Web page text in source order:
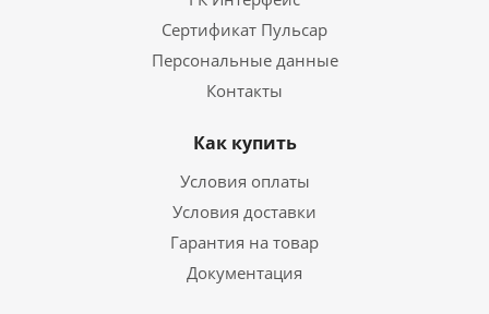
Сертификат Пульсар
Персональные данные
Контакты
Как купить
Условия оплаты
Условия доставки
Гарантия на товар
Документация